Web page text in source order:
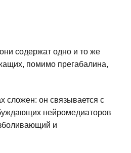
содержат одно и то же
помимо прегабалина,
сложен: он связывается с
нейромедиаторов
и